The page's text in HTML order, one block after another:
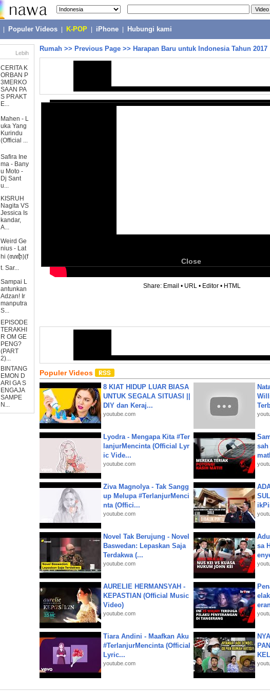
Populer Videos K-POP iPhone Hubungi kami
Lebih
CERITA K
ORBAN P
3MERKO
SAAN PA
S PRAKT
E...
Mahen - L
uka Yang
Kurindu
(Official ...
Safira Ine
ma - Bany
u Moto -
Dj Sant
u...
KISRUH
Nagita VS
Jessica Is
kandar,
A...
Weird Ge
nius - Lat
hi (ꦭꦛꦶ)(f
t. Sar...
Sampai L
antunkan
Adzan! Ir
manputra
S...
EPISODE
TERAKHI
R OM GE
PENG?
(PART
2)...
BINTANG
EMON D
ARI GA S
ENGAJA
SAMPE
N...
Rumah >> Previous Page >> Harapan Baru untuk Indonesia Tahun 2017
Close
Share: Email • URL • Editor • HTML
Populer Videos
8 KIAT HIDUP LUAR BIASA
UNTUK SEGALA SITUASI ||
DIY dan Keraj...
youtube.com
Lyodra - Mengapa Kita #Ter
lanjurMencinta (Official Lyr
ic Vide...
youtube.com
sah
Ziva Magnolya - Tak Sangg
up Melupa #TerlanjurMenci
nta (Offici...
youtube.com
Novel Tak Berujung - Novel
Baswedan: Lepaskan Saja
Terdakwa (...
youtube.com
sa
AURELIE HERMANSYAH -
KEPASTIAN (Official Music
Video)
youtube.com
Tiara Andini - Maafkan Aku
#TerlanjurMencinta (Official
Lyric...
youtube.com